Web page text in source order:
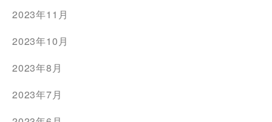
2023年11月
2023年10月
2023年8月
2023年7月